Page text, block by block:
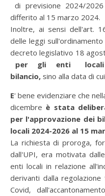
di previsione 2024/
differito al 15 marzo 2024.
Inoltre, ai sensi dell'art.
delle leggi
decreto legislativo 18
per gli enti locali
bilancio, sino alla data di
E' bene evidenziare che
dicembre è stata
per l'approvazione dei
locali 2024-2026 al 15
La richiesta di proroga,
dall'UPI, era motivata
enti locali in relazione
derivanti dalla
Covid,